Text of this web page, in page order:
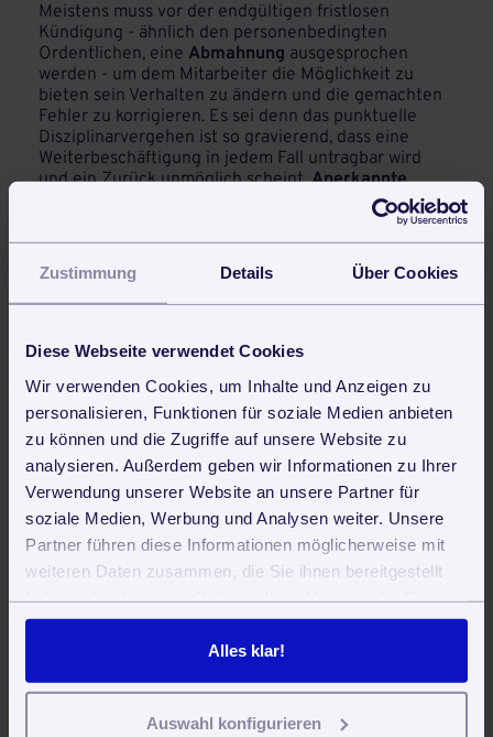
Zustimmung Details Über Cookies
Diese Webseite verwendet Cookies
Wir verwenden Cookies, um Inhalte und Anzeigen zu
personalisieren, Funktionen für soziale Medien anbieten
zu können und die Zugriffe auf unsere Website zu
analysieren. Außerdem geben wir Informationen zu Ihrer
Verwendung unserer Website an unsere Partner für
soziale Medien, Werbung und Analysen weiter. Unsere
Partner führen diese Informationen möglicherweise mit
weiteren Daten zusammen, die Sie ihnen bereitgestellt
gesammelt haben. Sie geben Einwilligung zu unseren
Cookies, wenn Sie unsere Webseite weiterhin nutzen.
Alles klar!
Auswahl konfigurieren
Meistens muss vor der endgültigen fristlosen
Kündigung - ähnlich den personenbedingten
Ordentlichen, eine Abmahnung ausgesprochen
werden - um dem Mitarbeiter die Möglichkeit zu
bieten sein Verhalten zu ändern und die gemachten
Fehler zu korrigieren. Es sei denn das punktuelle
Disziplinarvergehen ist so gravierend, dass eine
Weiterbeschäftigung in jedem Fall untragbar wird
und ein Zurück unmöglich scheint.Anerkannte
für die sofortige Kündigung sind unter
Betrug (auch im Sinne der registrierten
Arbeitszeit oder die Erledigung privater Dinge
Diebstahl
Körperverletzung und Tätlichkeiten
Sexuelle Belästigung
Mobbing
mutwillige Beschädigung und Zerstörung von
Firmen- oder Kundeneigentum
Diskriminierung und Fremdenfeindlichkeit
Verrat von Betriebsgeheimnissen
aber auch untragbares Verhalten, wie zum Beispiel:
Beleidigung eines Kunden oder Mitarbeitern
negative Äußerungen über den Betrieb
Aufsässigkeit gegenüber einem Vorgesetzten